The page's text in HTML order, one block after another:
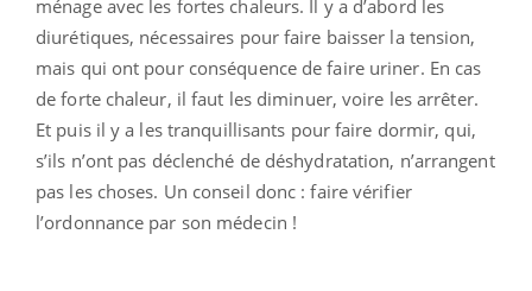
ménage avec les fortes chaleurs. Il y a d’abord les
diurétiques, nécessaires pour faire baisser la tension,
mais qui ont pour conséquence de faire uriner. En cas
de forte chaleur, il faut les diminuer, voire les arrêter.
Et puis il y a les tranquillisants pour faire dormir, qui,
s’ils n’ont pas déclenché de déshydratation, n’arrangent
pas les choses. Un conseil donc : faire vérifier
l’ordonnance par son médecin !